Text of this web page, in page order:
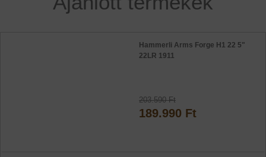
Hammerli Arms Forge H1 22 5"
22LR 1911
203.590 Ft
189.990 Ft